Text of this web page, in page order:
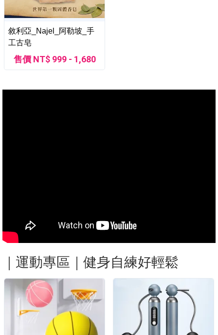
敘利亞_Najel_阿勒坡_手
工古皂
售價 NT$ 999 - 1,680
｜運動專區｜健身自練好輕鬆